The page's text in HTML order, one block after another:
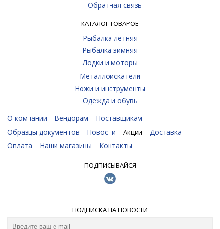
Обратная связь
КАТАЛОГ ТОВАРОВ
Рыбалка летняя
Рыбалка зимняя
Лодки и моторы
Металлоискатели
Ножи и инструменты
Одежда и обувь
О компании
Вендорам
Поставщикам
Образцы документов
Новости Акции
Доставка
Оплата
Наши магазины Контакты
ПОДПИСЫВАЙСЯ
ПОДПИСКА НА НОВОСТИ